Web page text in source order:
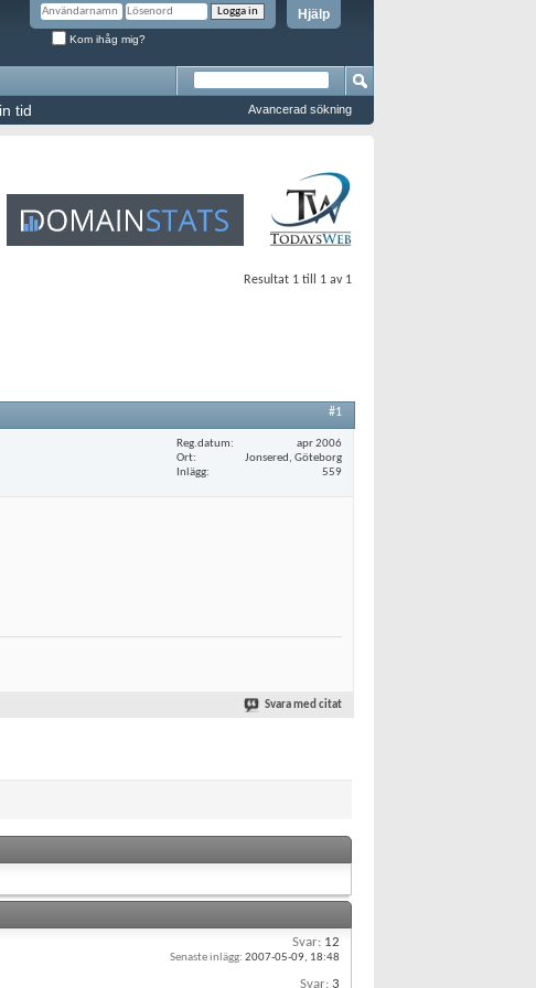
Hjälp
Kom ihåg mig?
tid Avancerad sökning
Resultat 1 till 1 av 1
#1
Reg.datum
apr 2006
Ort
Jonsered, Göteborg
Inlägg
559
Svara med citat
Svar: 12
Senaste inlägg: 2007-05-09, 18:48
Svar: 3